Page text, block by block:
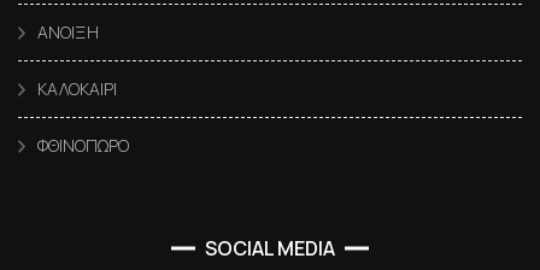
ΑΝΟΙΞΗ
ΚΑΛΟΚΑΙΡΙ
ΦΘΙΝΟΠΩΡΟ
SOCIAL MEDIA